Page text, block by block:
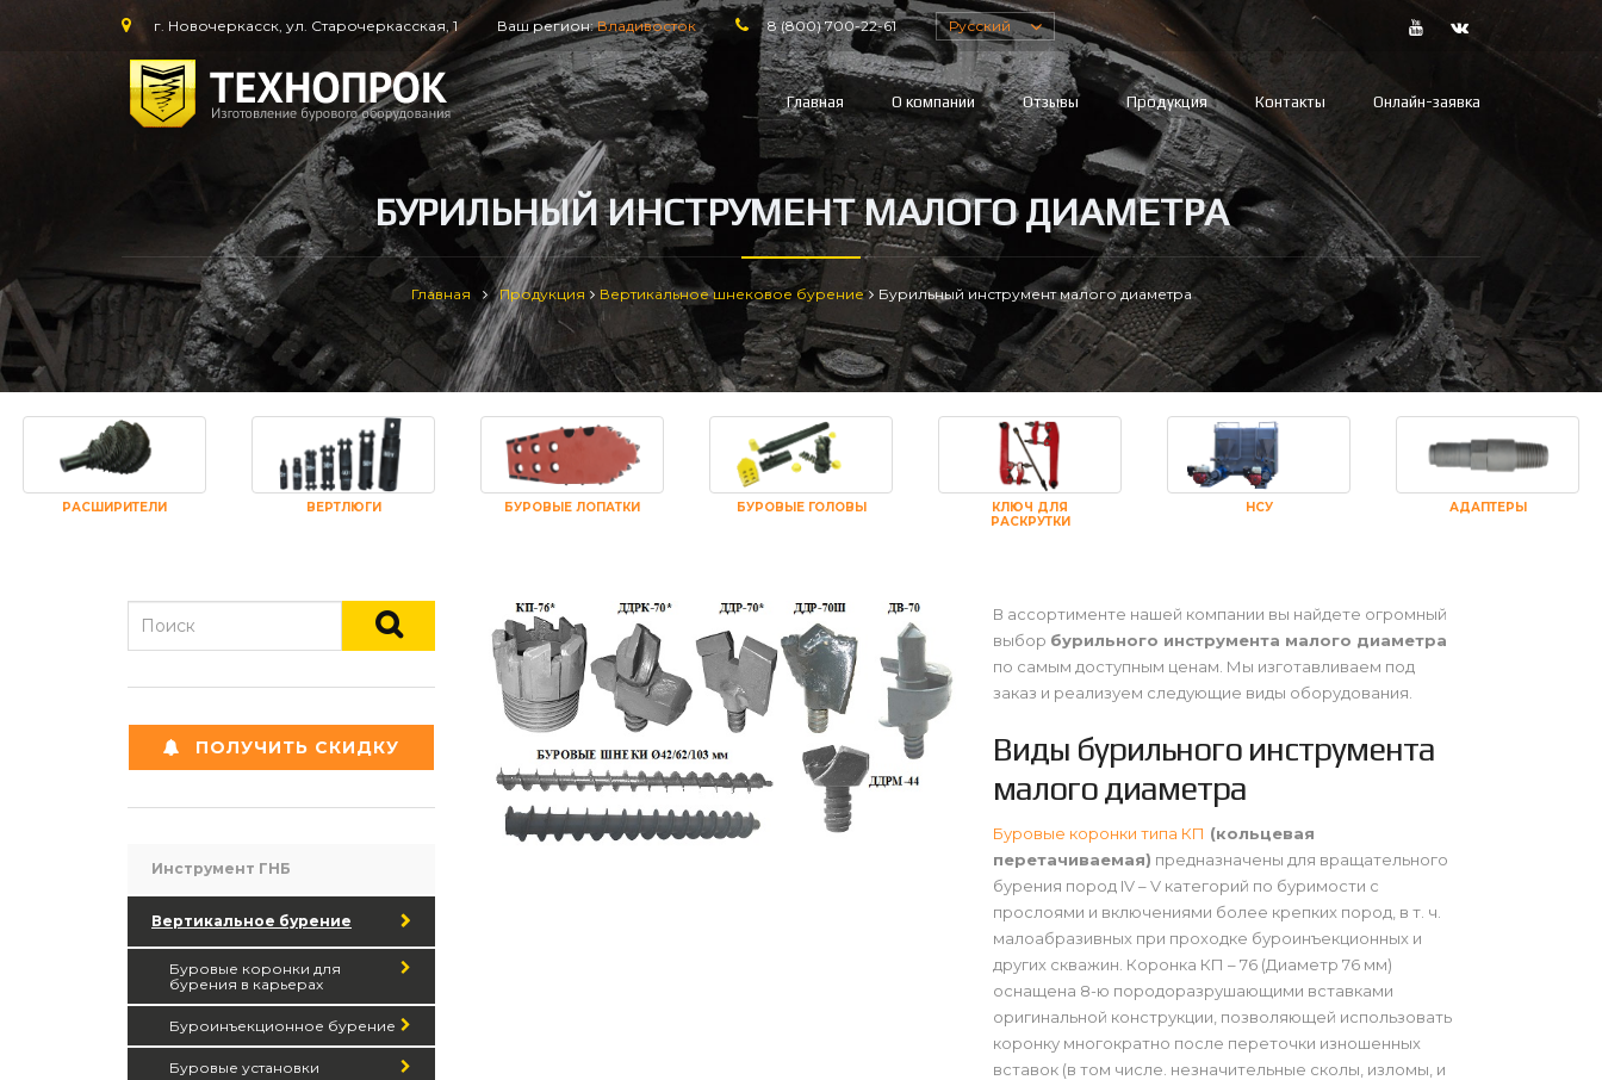
г. Новочеркасск, ул. Старочеркасская, 1 Ваш регион:Владивосток 8 (800) 700-22-61 Русский
Главная О компании Отзывы Продукция Контакты Онлайн-заявка
БУРИЛЬНЫЙ ИНСТРУМЕНТ МАЛОГО ДИАМЕТРА
Главная Продукция Вертикальное шнековое бурение Бурильный инструмент малого диаметра
РАСШИРИТЕЛИ ВЕРТЛЮГИ БУРОВЫЕ ЛОПАТКИ БУРОВЫЕ ГОЛОВЫ
КЛЮЧ ДЛЯ
РАСКРУТКИ
НСУ АДАПТЕРЫ
В ассортименте нашей компании вы найдете огромный
выбор бурильного инструмента малого диаметра
по самым доступным ценам. Мы изготавливаем под
заказ и реализуем следующие виды оборудования.
Виды бурильного инструмента
малого диаметра
Буровые коронки типа КП (кольцевая
перетачиваемая) предназначены для вращательного
бурения пород IV – V категорий по буримости с
прослоями и включениями более крепких пород, в т. ч.
малоабразивных при проходке буроинъекционных и
других скважин. Коронка КП – 76 (Диаметр 76 мм)
оснащена 8-ю породоразрушающими вставками
оригинальной конструкции, позволяющей использовать
коронку многократно после переточки изношенных
вставок (в том числе. незначительные сколы, изломы, и
ПОЛУЧИТЬ СКИДКУ
Инструмент ГНБ
Вертикальное бурение
Буровые коронки для
бурения в карьерах
Буроинъекционное бурение
Буровые установки